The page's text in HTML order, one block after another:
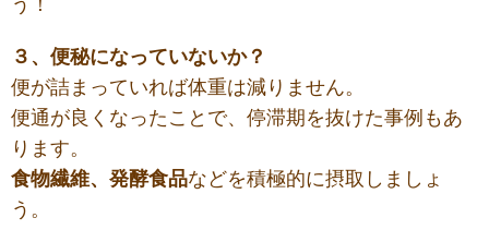
３、便秘になっていないか？
便が詰まっていれば体重は減りません。
便通が良くなったことで、停滞期を抜けた事例もあ
ります。
食物繊維、発酵食品などを積極的に摂取しましょ
う。